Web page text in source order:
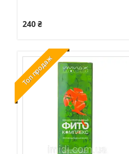
240 ₴
Топ продаж